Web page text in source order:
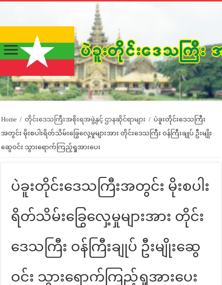
Home / တိုင်းဒေသကြီးအစိုးရအဖွဲ့နှင့် ဌာနဆိုင်ရာများ / ပဲခူးတိုင်းဒေသကြီး
အတွင်း မိုးစပါးရိတ်သိမ်းခြွေလှေ့မှုများအား တိုင်းဒေသကြီး ဝန်ကြီးချုပ် ဦးမျိုး
ဆွေဝင်း သွားရောက်ကြည့်ရှုအားပေး
ပဲခူးတိုင်းဒေသကြီးအတွင်း မိုးစပါး
ရိတ်သိမ်းခြွေလှေ့မှုများအား တိုင်း
ဒေသကြီး ဝန်ကြီးချုပ် ဦးမျိုးဆွေ
ဝင်း သွားရောက်ကြည့်ရှုအားပေး